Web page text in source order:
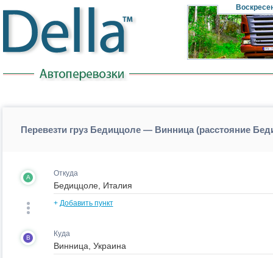
Перевезти груз Бедиццоле — Винница (расстояние
A Откуда
+ Добавить пункт
B Куда